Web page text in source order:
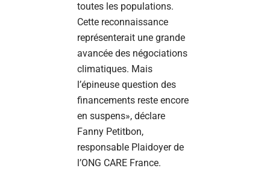
toutes les populations.
Cette reconnaissance
représenterait une grande
avancée des négociations
climatiques. Mais
l’épineuse question des
financements reste encore
en suspens», déclare
Fanny Petitbon,
responsable Plaidoyer de
l’ONG CARE France.